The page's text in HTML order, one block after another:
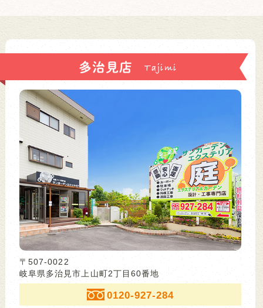
多治見店
〒507-0022
岐阜県多治見市上山町2丁目60番地
0120-927-284